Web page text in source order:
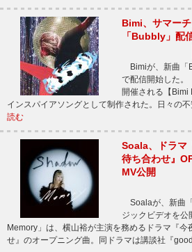
Bimi、サマー
「Bubbly」配
Bimiが、新曲「
で配信開始した
開催される【
インスパイアソングとして制作された。日々の
読む
Soala、ドラマ
待ち合わせ』
MV公開
Soalaが、新曲
ジックビデオを
Memory」は、横山裕が主演を務めるドラマ『
せ』のオープニング曲。同ドラマは講談社『